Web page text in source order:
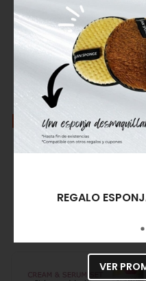
OFERTA
Montibello Pack Purifiying
Hydra Gel Re-equilibrium
REGALO
VER